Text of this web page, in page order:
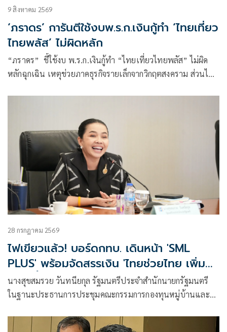
9 สิงหาคม 2569
‘ภราดร’ การันตีใช้งบพ.ร.ก.เงินกู้ทำ ‘ไทยเที่ยว
ไทยพลัส’ ไม่ผิดหลัก
“ภราดร” ชี้ใช้งบ พ.ร.ก.เงินกู้ทำ “ไทยเที่ยวไทยพลัส” ไม่ผิด
หลักฉุกเฉิน เหตุช่วยภาคธุรกิจรายเล็กจากวิกฤตสงคราม ส่วนไทย
28 กรกฎาคม 2569
ไฟเขียวแล้ว! บอร์ดกทบ. เดินหน้า 'SML
PLUS' พร้อมจัดสรรเงิน 'ไทยช่วยไทย เพิ่มทุน
ดอกเบี้ยคนละครึ่ง'
นางสุขสมรวย วันทนียกุล รัฐมนตรีประจำสำนักนายกรัฐมนตรี
ในฐานะประธานการประชุมคณะกรรมการกองทุนหมู่บ้านและ